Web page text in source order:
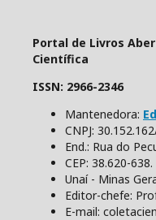
Portal de Livros
Científica
ISSN: 2966-2346
Mantenedora:
CNPJ:
End.: Rua do
CEP: 38.620-638.
Unaí - Minas
Editor-chefe:
E-mail: